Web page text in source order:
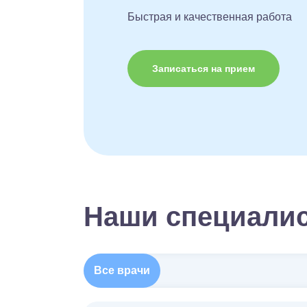
Быстрая и качественная работа
Записаться на прием
Наши
Все врачи